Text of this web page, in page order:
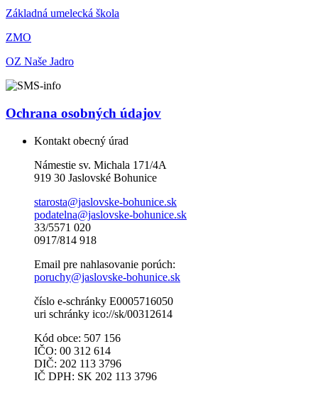
Základná umelecká škola
ZMO
OZ Naše Jadro
Ochrana osobných údajov
Kontakt obecný úrad
Námestie sv. Michala 171/4A
919 30 Jaslovské Bohunice
starosta@jaslovske-bohunice.sk
podatelna@jaslovske-bohunice.sk
33/5571 020
0917/814 918
Email pre nahlasovanie porúch:
poruchy@jaslovske-bohunice.sk
číslo e-schránky E0005716050
uri schránky ico://sk/00312614
Kód obce: 507 156
IČO: 00 312 614
DIČ: 202 113 3796
IČ DPH: SK 202 113 3796